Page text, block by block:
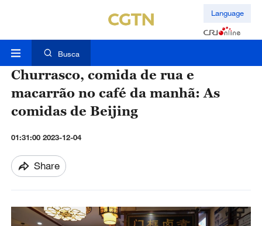
Language
Busca
Churrasco, comida de rua e
macarrão no café da manhã: As
comidas de Beijing
01:31:00 2023-12-04
Share